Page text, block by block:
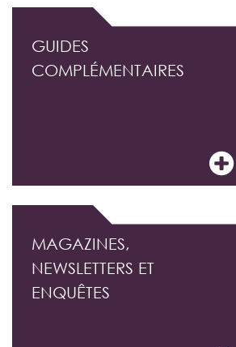
GUIDES
COMPLÉMENTAIRES
MAGAZINES,
NEWSLETTERS ET
ENQUÊTES